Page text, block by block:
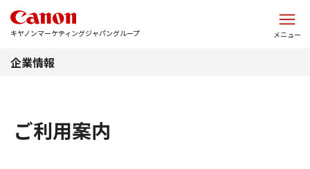
キヤノンマーケティングジャパングループ メニュー
企業情報
ご利用案内